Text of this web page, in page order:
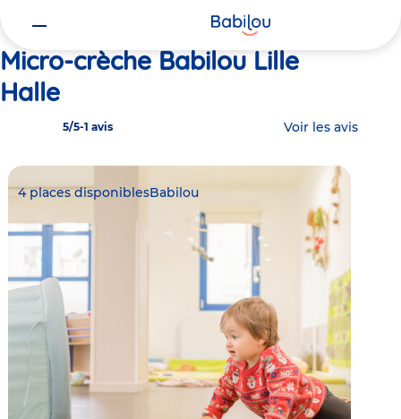
Micro-crèche Babilou Lille
Halle
5/5-1 avis Voir les avis
4 places disponiblesBabilou